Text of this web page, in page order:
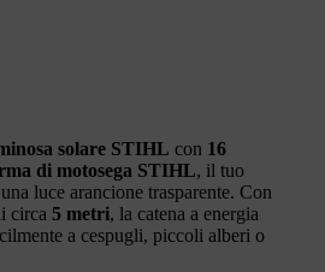
solare STIHL con 16
di motosega STIHL, il tuo
luce arancione trasparente. Con
circa 5 metri, la catena a energia
a cespugli, piccoli alberi o